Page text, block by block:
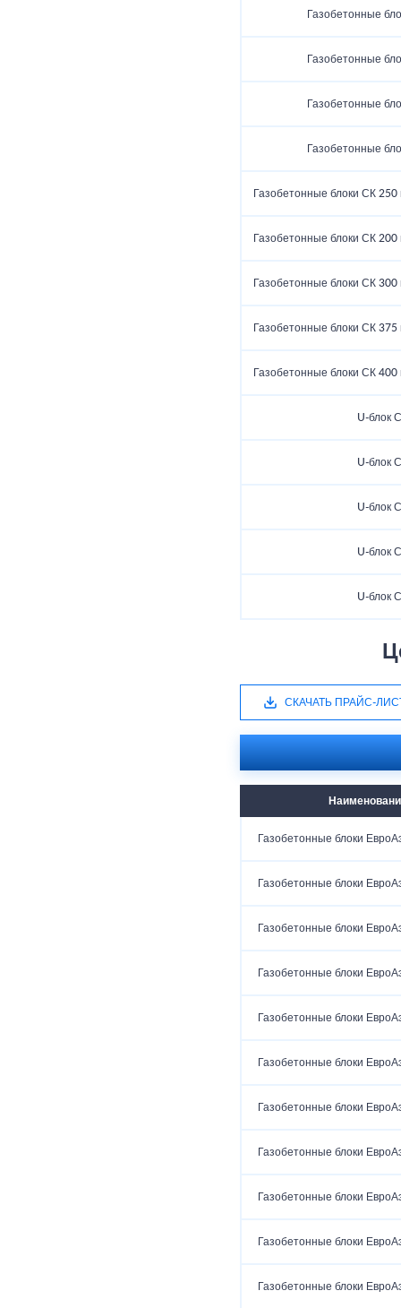
Газобетонные
Газобетонные
Газобетонные
Газобетонные
Газобетонные блоки СК 250
Газобетонные блоки СК 200
Газобетонные блоки СК 300
Газобетонные блоки СК 375
Газобетонные блоки СК 400
U-блок
U-блок
U-блок
U-блок
U-блок
СКАЧАТЬ ПРАЙС-
Газобетонные блоки
Газобетонные блоки
Газобетонные блоки
Газобетонные блоки
Газобетонные блоки
Газобетонные блоки
Газобетонные блоки
Газобетонные блоки
Газобетонные блоки
Газобетонные блоки
Газобетонные блоки